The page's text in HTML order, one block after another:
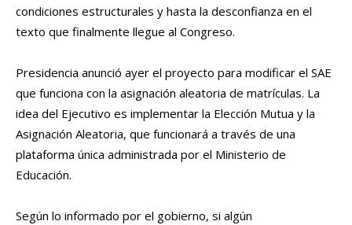
condiciones estructurales y hasta la desconfianza en el
texto que finalmente llegue al Congreso.
Presidencia anunció ayer el proyecto para modificar el SAE
que funciona con la asignación aleatoria de matrículas. La
idea del Ejecutivo es implementar la Elección Mutua y la
Asignación Aleatoria, que funcionará a través de una
plataforma única administrada por el Ministerio de
Educación.
Según lo informado por el gobierno, si algún